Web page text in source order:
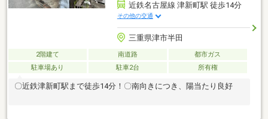
近鉄名古屋線 津新町駅 徒歩14分
その他の交通
三重県津市半田
2階建て 南道路
都市ガス
駐車場あり
駐車2台 所有権
〇近鉄津新町駅まで徒歩14分！〇南向きにつき、陽当たり良好